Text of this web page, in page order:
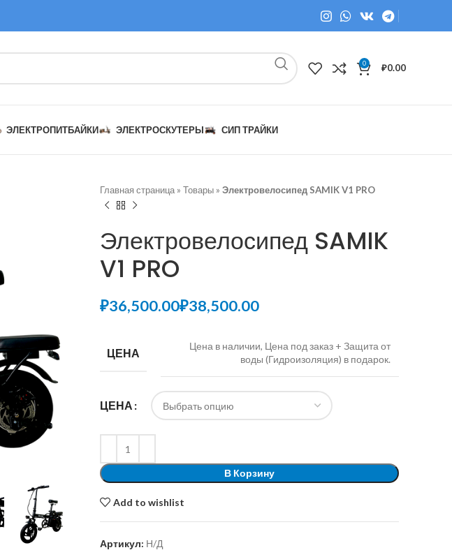
0 ₽0.00
ЭЛЕКТРОПИТБАЙКИ ЭЛЕКТРОСКУТЕРЫ СИП ТРАЙКИ
Главная страница» Товары» Электровелосипед SAMIK V1 PRO
Электровелосипед SAMIK
V1 PRO
₽ ₽
ЦЕНА
Цена в наличии, Цена под заказ + Защита от
воды (Гидроизоляция) в подарок.
ЦЕНА
В Корзину
Add to wishlist
Артикул: Н/Д